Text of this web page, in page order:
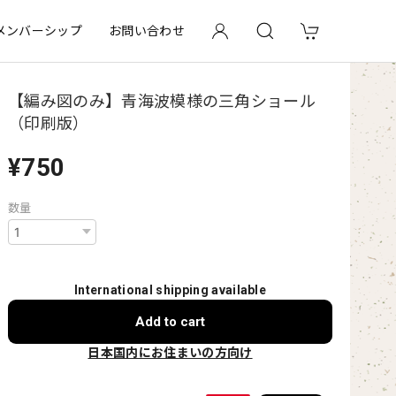
ンバーシップ お問い合わせ
【編み図のみ】青海波模様の三角ショール
（印刷版）
¥750
数量
International shipping available
Add to cart
日本国内にお住まいの方向け